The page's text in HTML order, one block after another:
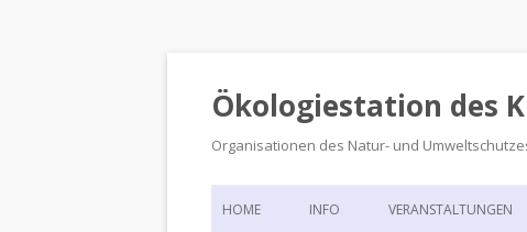
Ökologiestation des
Organisationen des Natur- und
HOME INFO VERANSTALTUNGEN